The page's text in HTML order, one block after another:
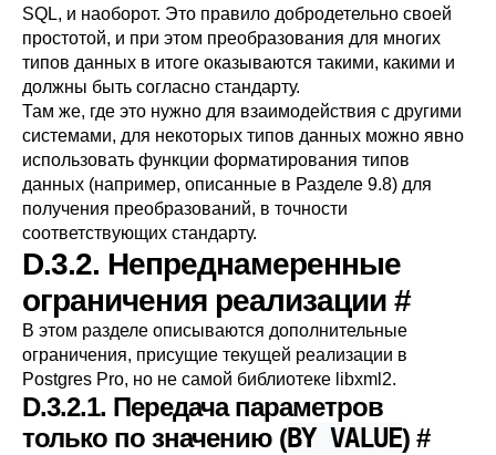
SQL, и наоборот. Это правило добродетельно своей
простотой, и при этом преобразования для многих
типов данных в итоге оказываются такими, какими и
должны быть согласно стандарту.
Там же, где это нужно для взаимодействия с другими
системами, для некоторых типов данных можно явно
использовать функции форматирования типов
данных (например, описанные в Разделе 9.8) для
получения преобразований, в точности
соответствующих стандарту.
D.3.2. Непреднамеренные
ограничения реализации #
В этом разделе описываются дополнительные
ограничения, присущие текущей реализации в
Postgres Pro, но не самой библиотеке libxml2.
D.3.2.1. Передача параметров
только по значению (BY VALUE) #